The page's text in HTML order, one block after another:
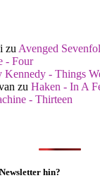
zu Avenged
- Four
Kennedy - Things
zu Haken - In A
- Thirteen
hin?